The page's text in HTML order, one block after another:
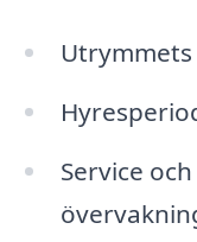
Service